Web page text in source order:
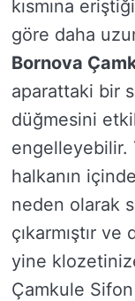
kısmına
göre daha
Bornova
aparattaki bir
düğmesini
engelleyebilir.
halkanın
neden olarak
çıkarmıştır
yine
Çamkule